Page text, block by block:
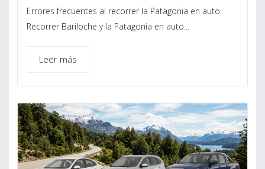
Errores frecuentes al recorrer la Patagonia en auto
Recorrer Bariloche y la Patagonia en auto...
Leer más